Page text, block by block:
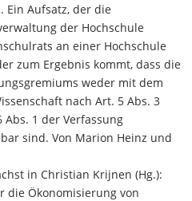
Ein Aufsatz, der die
der Hochschule
an einer Hochschule
zum Ergebnis kommt, dass die
weder mit dem
nach Art. 5 Abs. 3
1 der Verfassung
sind. Von Marion Heinz und
in Christian Krijnen (Hg.):
die Ökonomisierung von